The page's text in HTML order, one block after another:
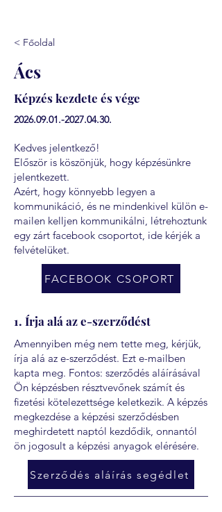
< Főoldal
Ács
Képzés kezdete és vége
2026.09.01.-2027.04.30.
Kedves jelentkező!
Először is köszönjük, hogy képzésünkre
jelentkezett.
Azért, hogy könnyebb legyen a
kommunikáció, és ne mindenkivel külön e-
mailen kelljen kommunikálni, létrehoztunk
egy zárt facebook csoportot, ide kérjék a
felvételüket.
FACEBOOK CSOPORT
1. Írja alá az e-szerződést
Amennyiben még nem tette meg, kérjük,
írja alá az e-szerződést. Ezt e-mailben
kapta meg. Fontos: szerződés aláírásával
Ön képzésben résztvevőnek számít és
fizetési kötelezettsége keletkezik. A képzés
megkezdése a képzési szerződésben
meghirdetett naptól kezdődik, onnantól
ön jogosult a képzési anyagok elérésére.
Szerződés aláírás segédlet